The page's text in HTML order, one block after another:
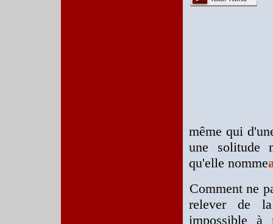
même qui
une solitude
qu'elle nomme
Comment ne
relever de la
impossible à